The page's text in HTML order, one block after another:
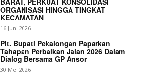
News Week
Magazine PRO
ORGANISASI HINGGA TINGKAT
KECAMATAN
16 Juni 2026
Plt. Bupati Pekalongan Paparkan
Tahapan Perbaikan Jalan 2026 Dalam
Dialog Bersama GP Ansor
30 Mei 2026